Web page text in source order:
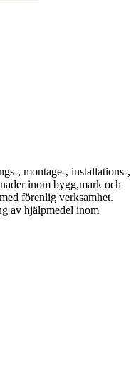
, montage-, installations-,
inom bygg,mark och
förenlig verksamhet.
av hjälpmedel inom